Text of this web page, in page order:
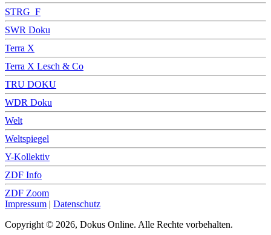
STRG_F
SWR Doku
Terra X
Terra X Lesch & Co
TRU DOKU
WDR Doku
Welt
Weltspiegel
Y-Kollektiv
ZDF Info
ZDF Zoom
Impressum | Datenschutz
Copyright © 2026, Dokus Online. Alle Rechte vorbehalten.